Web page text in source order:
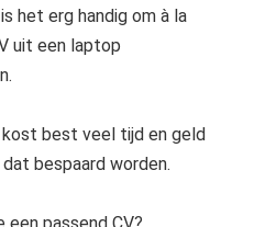
het erg handig om à la
uit een laptop
best veel tijd en geld
bespaard worden.